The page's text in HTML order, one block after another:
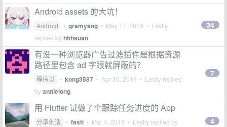
Android assets 的大坑！
Android • gramyang • May 17, 2019 • Lastly
replied byhhhsuan
34
有没一种浏览器广告过滤插件是根据资源
路径里包含 ad 字眼就屏蔽的？
程序员 • kong3587 • Apr 30, 2019 • Lastly replied
byannielong
7
用 Flutter 试做了个跟踪任务进度的 App
分享创造 • fasti • Mar 4, 2019 • Lastly replied by 4